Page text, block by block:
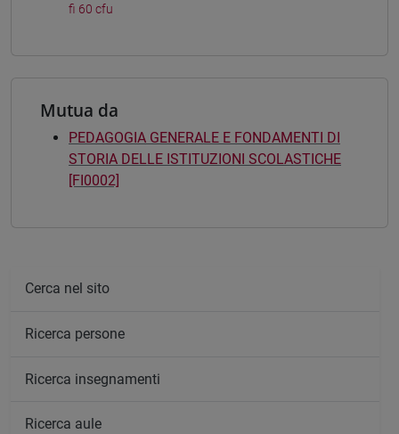
fi 60 cfu
Mutua da
PEDAGOGIA GENERALE E FONDAMENTI DI
STORIA DELLE ISTITUZIONI SCOLASTICHE
[FI0002]
Cerca nel sito
Ricerca persone
Ricerca insegnamenti
Ricerca aule